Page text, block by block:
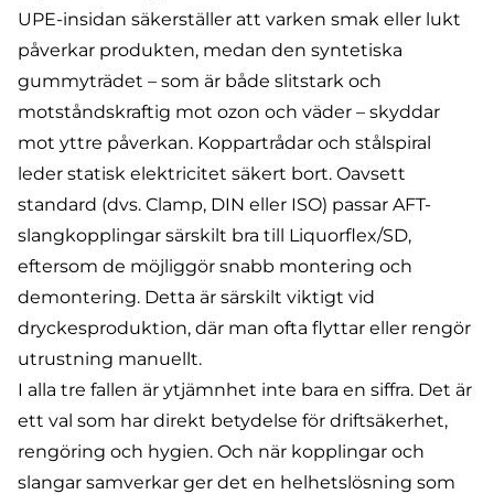
UPE-insidan säkerställer att varken smak eller lukt
påverkar produkten, medan den syntetiska
gummyträdet – som är både slitstark och
motståndskraftig mot ozon och väder – skyddar
mot yttre påverkan. Koppartrådar och stålspiral
leder statisk elektricitet säkert bort. Oavsett
standard (dvs. Clamp, DIN eller ISO) passar AFT-
slangkopplingar särskilt bra till Liquorflex/SD,
eftersom de möjliggör snabb montering och
demontering. Detta är särskilt viktigt vid
dryckesproduktion, där man ofta flyttar eller rengör
utrustning manuellt.
I alla tre fallen är ytjämnhet inte bara en siffra. Det är
ett val som har direkt betydelse för driftsäkerhet,
rengöring och hygien. Och när kopplingar och
slangar samverkar ger det en helhetslösning som